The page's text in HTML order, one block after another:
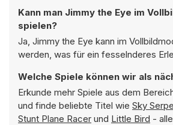
Kann man Jimmy the Eye im
spielen?
Ja, Jimmy the Eye kann im
werden, was für ein fesselnderes
Welche Spiele können wir als
Erkunde mehr Spiele aus dem
und finde beliebte Titel wie Sky
Stunt Plane Racer und Little Bird -